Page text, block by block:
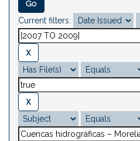
Current filters: